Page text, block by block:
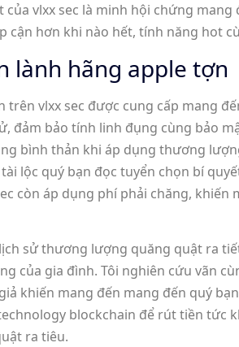
vlxx sec là minh hội chứng
cận hơn khi nào hết, tính năng hot
lành hãng apple tợn
trên vlxx sec được cung cấp mang
đảm bảo tính linh đụng cùng bảo
bình thản khi áp dụng thương
lộc quý bạn đọc tuyển chọn bí
còn áp dụng phí phải chăng,
sử thương lượng quăng quật ra
của gia đình. Tôi nghiên cứu vãn
khiến mang đến mang đến quý
blockchain để rút tiền
ra tiêu.